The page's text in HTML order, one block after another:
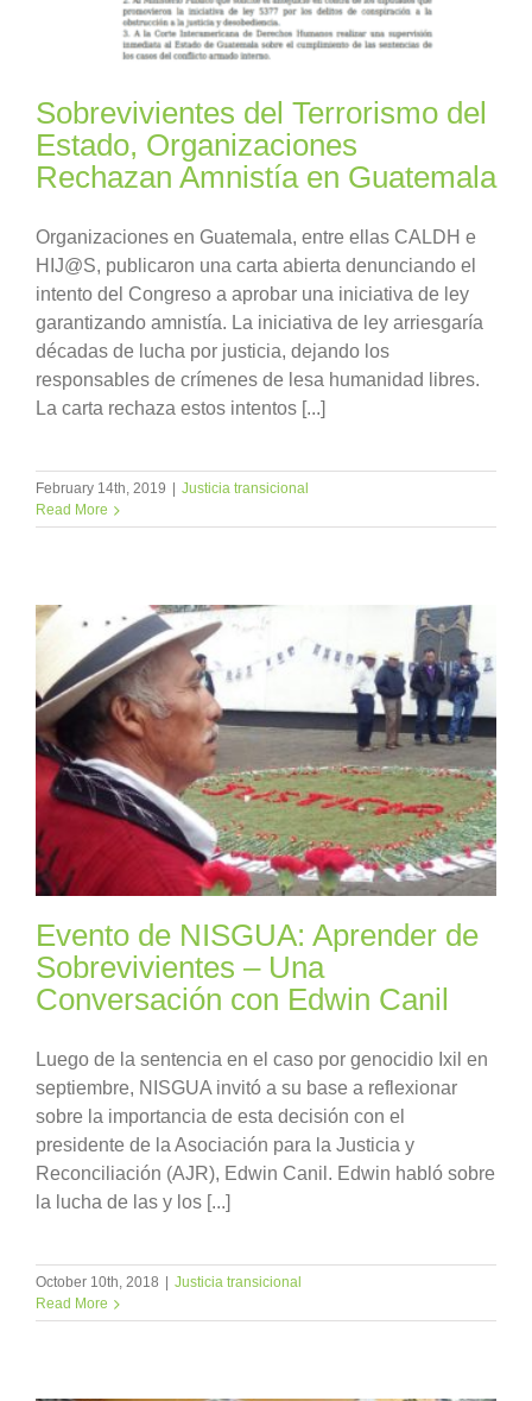
Sobrevivientes del Terrorismo del
Estado, Organizaciones
Rechazan Amnistía en Guatemala
Organizaciones en Guatemala, entre ellas CALDH e
HIJ@S, publicaron una carta abierta denunciando el
intento del Congreso a aprobar una iniciativa de ley
garantizando amnistía. La iniciativa de ley arriesgaría
décadas de lucha por justicia, dejando los
responsables de crímenes de lesa humanidad libres.
La carta rechaza estos intentos [...]
February 14th, 2019
Justicia transicional
Read More
Evento de NISGUA: Aprender de
Sobrevivientes – Una
Conversación con Edwin Canil
Luego de la sentencia en el caso por genocidio Ixil en
septiembre, NISGUA invitó a su base a reflexionar
sobre la importancia de esta decisión con el
presidente de la Asociación para la Justicia y
Reconciliación (AJR), Edwin Canil. Edwin habló sobre
la lucha de las y los [...]
October 10th, 2018
Justicia transicional
Read More